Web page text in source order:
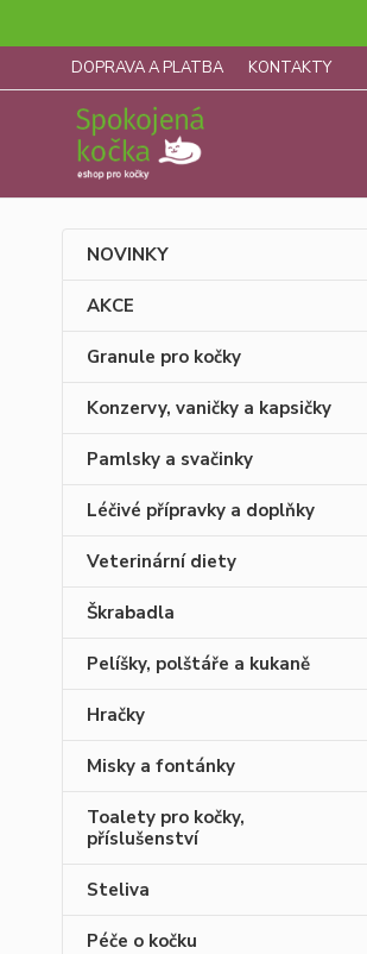
DOPRAVA A PLATBA KONTAKTY
NOVINKY
AKCE
Granule pro kočky
Konzervy, vaničky a kapsičky
Pamlsky a svačinky
Léčivé přípravky a doplňky
Veterinární diety
Škrabadla
Pelíšky, polštáře a kukaně
Hračky
Misky a fontánky
Toalety pro kočky,
příslušenství
Steliva
Péče o kočku